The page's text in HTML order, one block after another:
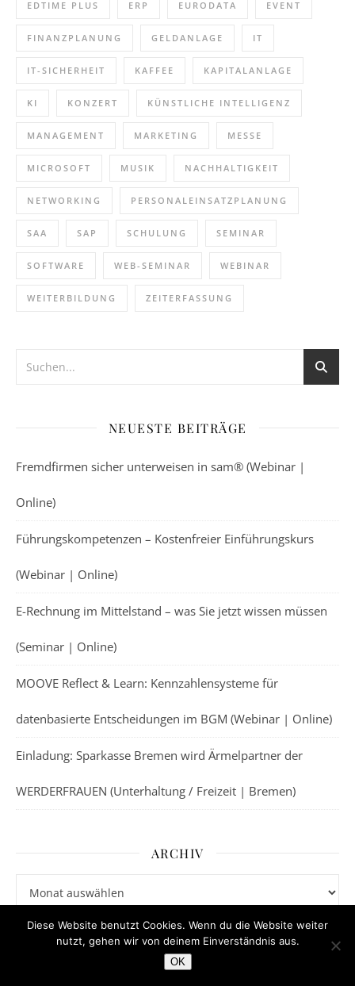
EDTIME PLUS ERP EURODATA EVENT
FINANZPLANUNG GELDANLAGE IT
IT-SICHERHEIT KAFFEE KAPITALANLAGE
KI KONZERT KÜNSTLICHE INTELLIGENZ
MANAGEMENT MARKETING MESSE
MICROSOFT MUSIK NACHHALTIGKEIT
NETWORKING PERSONALEINSATZPLANUNG
SAA SAP SCHULUNG SEMINAR
SOFTWARE WEB-SEMINAR WEBINAR
WEITERBILDUNG ZEITERFASSUNG
NEUESTE BEITRÄGE
Fremdfirmen sicher unterweisen in sam® (Webinar |
Online)
Führungskompetenzen – Kostenfreier Einführungskurs
(Webinar | Online)
E-Rechnung im Mittelstand – was Sie jetzt wissen müssen
(Seminar | Online)
MOOVE Reflect & Learn: Kennzahlensysteme für
datenbasierte Entscheidungen im BGM (Webinar | Online)
Einladung: Sparkasse Bremen wird Ärmelpartner der
WERDERFRAUEN (Unterhaltung / Freizeit | Bremen)
ARCHIV
KATEGORIEN
Diese Website benutzt Cookies. Wenn du die Website weiter
nutzt, gehen wir von deinem Einverständnis aus.
OK